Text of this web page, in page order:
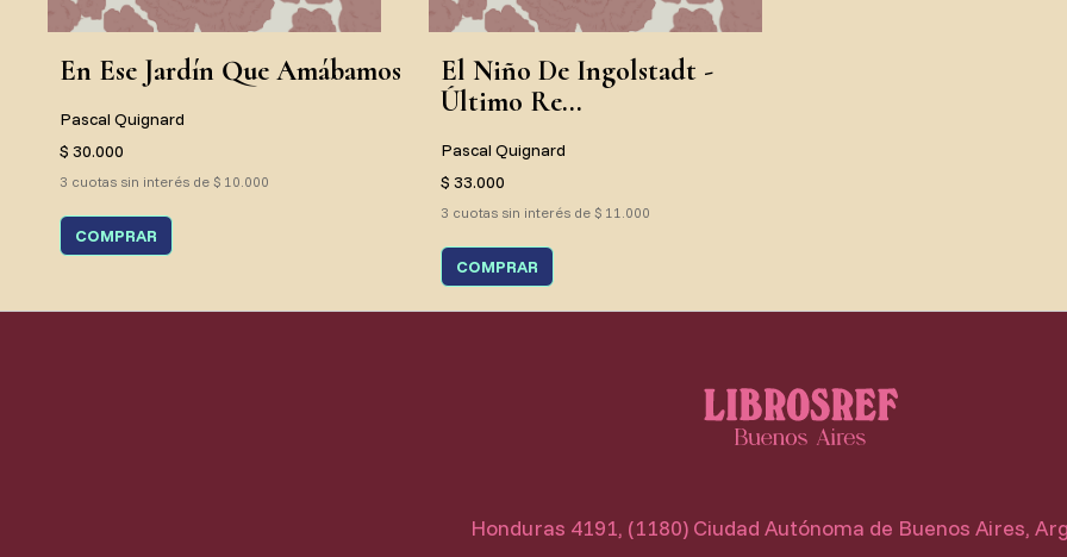
En Ese Jardín Que Amábamos
Pascal Quignard
$ 30.000
3 cuotas sin interés de $ 10.000
COMPRAR
El Niño De Ingolstadt -
Último Re...
Pascal Quignard
$ 33.000
3 cuotas sin interés de $ 11.000
COMPRAR
Honduras 4191, (1180) Ciudad Autónoma de Buenos Aires,